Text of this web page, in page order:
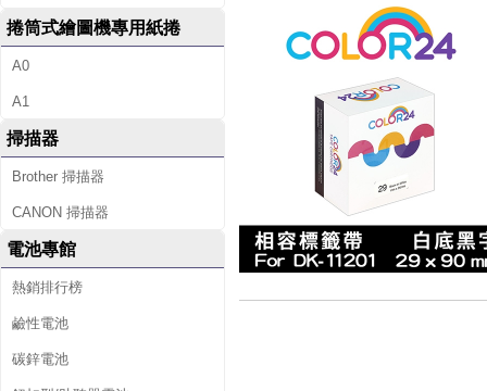
捲筒式繪圖機專用紙捲
A0
A1
掃描器
Brother 掃描器
CANON 掃描器
電池專館
熱銷排行榜
鹼性電池
碳鋅電池